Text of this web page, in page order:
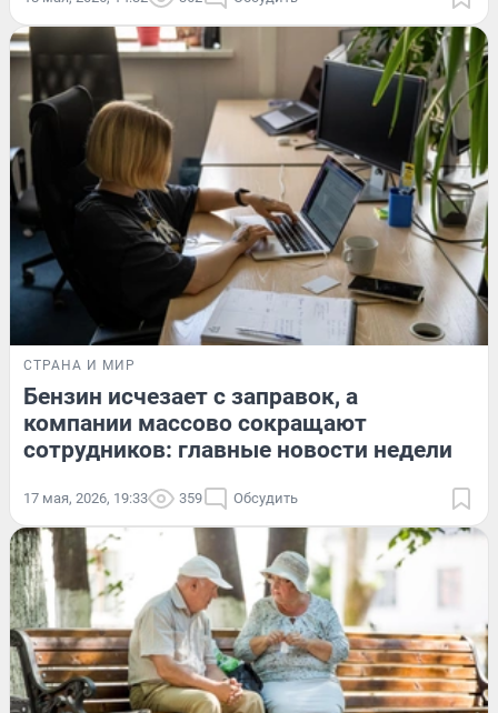
СТРАНА И МИР
Бензин исчезает с заправок, а
компании массово сокращают
сотрудников: главные новости недели
17 мая, 2026, 19:33 359 Обсудить